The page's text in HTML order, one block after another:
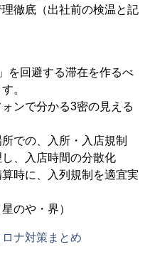
徹底（出社前の検温と記
を回避する滞在を作るべ
。
ンで分かる3密の見える
での、入所・入店規制
、入店時間の分散化
時に、入列規制を適宜実
のや・界）
ロナ対策まとめ